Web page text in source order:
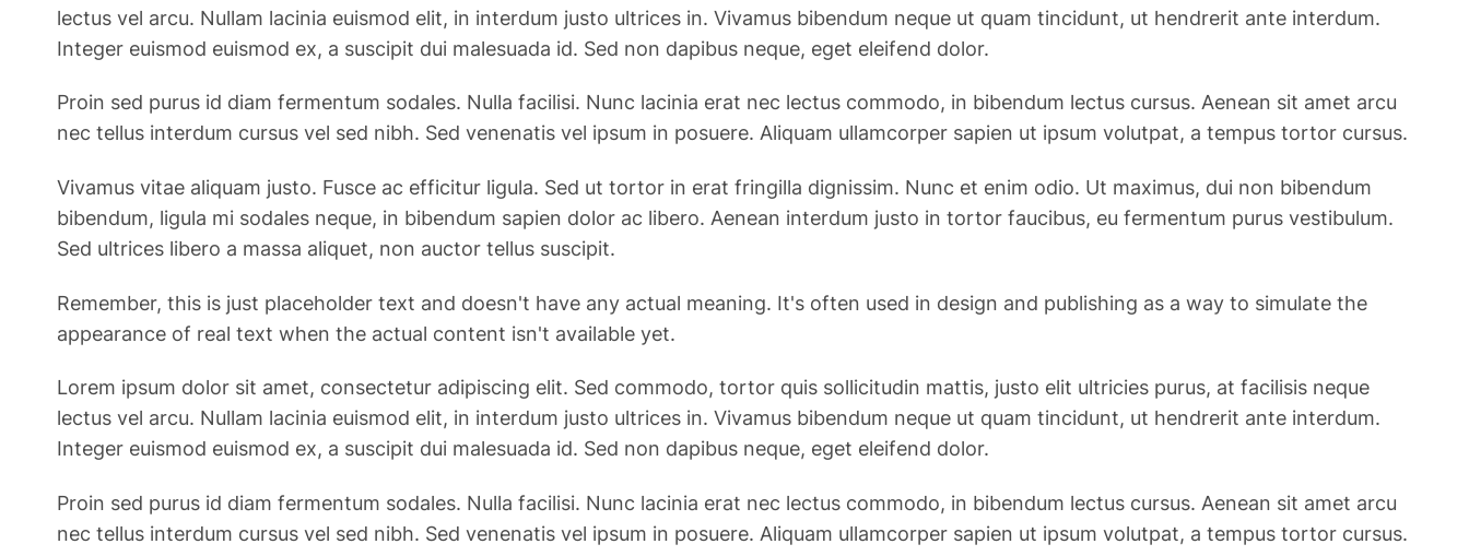
lectus vel arcu. Nullam lacinia euismod elit, in interdum justo ultrices in. Vivamus bibendum neque ut quam tincidunt, ut hendrerit ante interdum.
Integer euismod euismod ex, a suscipit dui malesuada id. Sed non dapibus neque, eget eleifend dolor.
Proin sed purus id diam fermentum sodales. Nulla facilisi. Nunc lacinia erat nec lectus commodo, in bibendum lectus cursus. Aenean sit amet arcu
nec tellus interdum cursus vel sed nibh. Sed venenatis vel ipsum in posuere. Aliquam ullamcorper sapien ut ipsum volutpat, a tempus tortor cursus.
Vivamus vitae aliquam justo. Fusce ac efficitur ligula. Sed ut tortor in erat fringilla dignissim. Nunc et enim odio. Ut maximus, dui non bibendum
bibendum, ligula mi sodales neque, in bibendum sapien dolor ac libero. Aenean interdum justo in tortor faucibus, eu fermentum purus vestibulum.
Sed ultrices libero a massa aliquet, non auctor tellus suscipit.
Remember, this is just placeholder text and doesn't have any actual meaning. It's often used in design and publishing as a way to simulate the
appearance of real text when the actual content isn't available yet.
Lorem ipsum dolor sit amet, consectetur adipiscing elit. Sed commodo, tortor quis sollicitudin mattis, justo elit ultricies purus, at facilisis neque
lectus vel arcu. Nullam lacinia euismod elit, in interdum justo ultrices in. Vivamus bibendum neque ut quam tincidunt, ut hendrerit ante interdum.
Integer euismod euismod ex, a suscipit dui malesuada id. Sed non dapibus neque, eget eleifend dolor.
Proin sed purus id diam fermentum sodales. Nulla facilisi. Nunc lacinia erat nec lectus commodo, in bibendum lectus cursus. Aenean sit amet arcu
nec tellus interdum cursus vel sed nibh. Sed venenatis vel ipsum in posuere. Aliquam ullamcorper sapien ut ipsum volutpat, a tempus tortor cursus.